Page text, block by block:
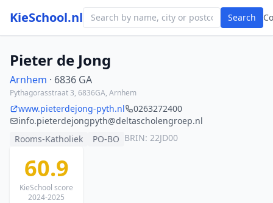
KieSchool.nl Search
Pieter de Jong
Arnhem · 6836 GA
Pythagorasstraat 3, 6836GA, Arnhem
www.pieterdejong-pyth.nl
0263272400
info.pieterdejongpyth@deltascholengroep.nl
Rooms-Katholiek
PO-BO BRIN: 22JD00
60.9
KieSchool score
2024-2025